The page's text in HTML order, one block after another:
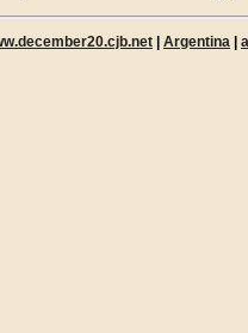
| Argentina |